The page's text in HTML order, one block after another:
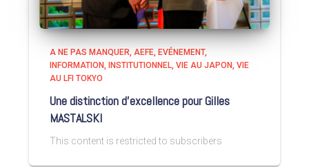
A NE PAS MANQUER AEFE EVÉNEMENT
INFORMATION
INSTITUTIONNEL VIE AU JAPON VIE
AU LFI TOKYO
Une distinction d’excellence pour Gilles
MASTALSKI
This content is restricted to subscribers